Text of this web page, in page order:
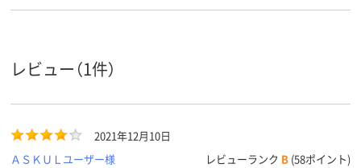
レビュー（1件）
2021年12月10日
ＡＳＫＵＬユーザー様
レビューランク B (58ポイント)